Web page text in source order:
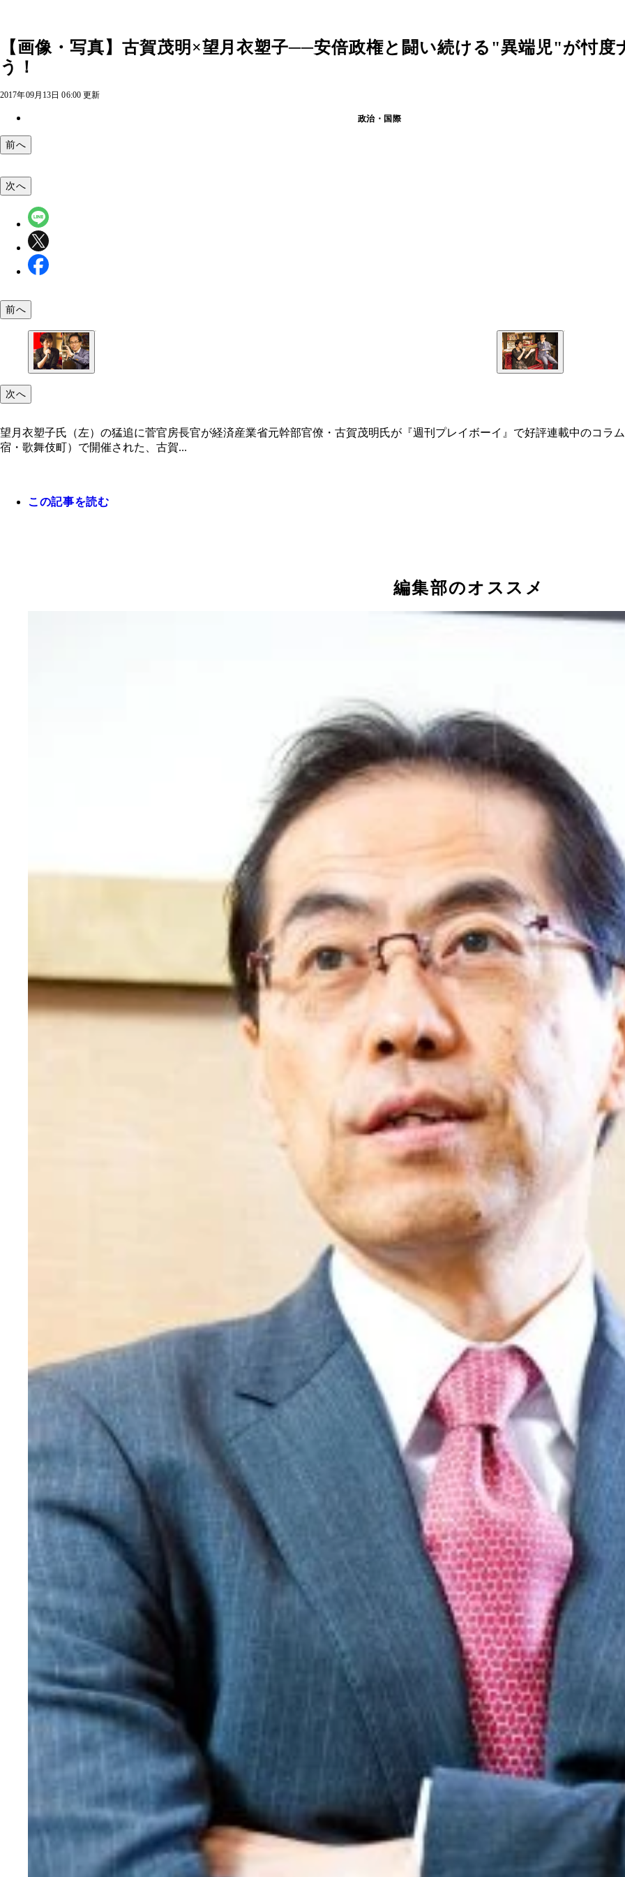
【画像・写真】古賀茂明×望月衣塑子──安倍政権と闘い続ける"異端児"が忖度
う！
2017年09月13日 06:00 更新
政治・国際
前へ
望月衣塑子氏（左）の猛追に菅官房長官が“キレた”意味とは？ 古賀茂明氏（右）と週プレ酒場でぶっちゃけま
舌鋒鋭く安倍政権批判を繰り広げる古賀氏と望月氏。両氏は近日中に共著を出版する予定とのこと
次へ
前へ
次へ
望月衣塑子氏（左）の猛追に菅官房長官が経済産業省元幹部官僚・古賀茂明氏が『週刊プレイボーイ』で好評連載中のコラ
宿・歌舞伎町）で開催された、古賀...
この記事を読む
編集部のオススメ